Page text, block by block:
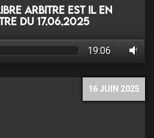
arbitre est il en
du 17.06.2025
19:06
16 JUIN 2025